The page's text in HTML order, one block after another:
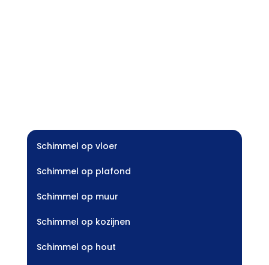
Schimmel op vloer
Schimmel op plafond
Schimmel op muur
Schimmel op kozijnen
Schimmel op hout